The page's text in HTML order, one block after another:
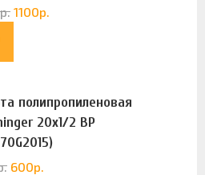
р. 1100р.
полипропиленовая
20х1/2 ВР
600р.